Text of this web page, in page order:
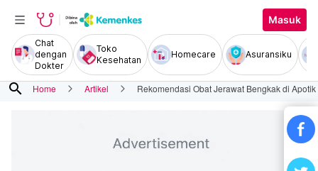
Masuk
Chat
dengan
Dokter
Toko
Kesehatan
Homecare Asuransiku
search Home Artikel Rekomendasi Obat Jerawat Bengkak di